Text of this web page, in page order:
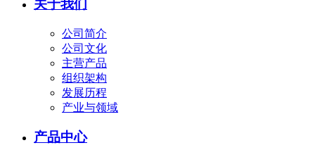
关于我们
公司简介
公司文化
主营产品
组织架构
发展历程
产业与领域
产品中心